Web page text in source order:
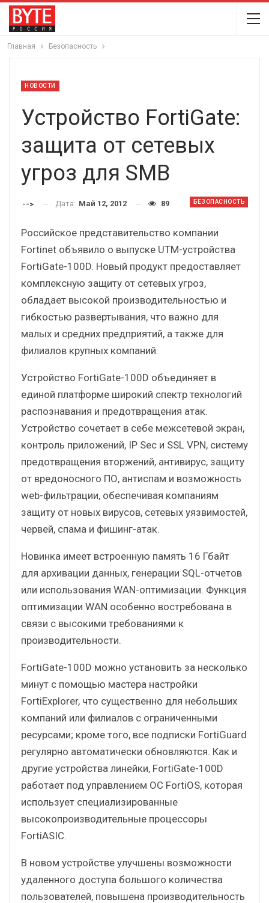
Главная Безопасность
НОВОСТИ
Устройство FortiGate:
защита от сетевых
угроз для SMB
БЕЗОПАСНОСТЬ
--> Дата: Май 12, 2012 89
Российское представительство компании
Fortinet объявило о выпуске UTM-устройства
FortiGate-100D. Новый продукт предоставляет
комплексную защиту от сетевых угроз,
обладает высокой производительностью и
гибкостью развертывания, что важно для
малых и средних предприятий, а также для
филиалов крупных компаний.
Устройство FortiGate-100D объединяет в
единой платформе широкий спектр технологий
распознавания и предотвращения атак.
Устройство сочетает в себе межсетевой экран,
контроль приложений, IP Sec и SSL VPN, систему
предотвращения вторжений, антивирус, защиту
от вредоносного ПО, антиспам и возможность
web-фильтрации, обеспечивая компаниям
защиту от новых вирусов, сетевых уязвимостей,
червей, спама и фишинг-атак.
Новинка имеет встроенную память 16 Гбайт
для архивации данных, генерации SQL-отчетов
или использования WAN-оптимизации. Функция
оптимизации WAN особенно востребована в
связи с высокими требованиями к
производительности.
FortiGate-100D можно установить за несколько
минут с помощью мастера настройки
FortiExplorer, что существенно для небольших
компаний или филиалов с ограниченными
ресурсами; кроме того, все подписки FortiGuard
регулярно автоматически обновляются. Как и
другие устройства линейки, FortiGate-100D
работает под управлением ОС FortiOS, которая
использует специализированные
высокопроизводительные процессоры
FortiASIC.
В новом устройстве улучшены возможности
удаленного доступа большого количества
пользователей, повышена производительность